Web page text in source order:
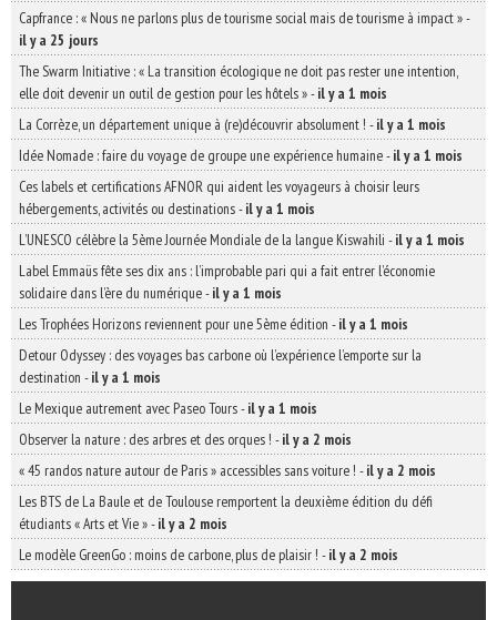
Capfrance : « Nous ne parlons plus de tourisme social mais de tourisme à impact »-
il y a 25 jours
The Swarm Initiative : « La transition écologique ne doit pas rester une intention,
elle doit devenir un outil de gestion pour les hôtels »-il y a 1 mois
La Corrèze, un département unique à (re)découvrir absolument ! -il y a 1 mois
Idée Nomade : faire du voyage de groupe une expérience humaine-il y a 1 mois
Ces labels et certifications AFNOR qui aident les voyageurs à choisir leurs
hébergements, activités ou destinations-il y a 1 mois
L’UNESCO célèbre la 5ème Journée Mondiale de la langue Kiswahili -il y a 1 mois
Label Emmaüs fête ses dix ans : l’improbable pari qui a fait entrer l’économie
solidaire dans l’ère du numérique-il y a 1 mois
Les Trophées Horizons reviennent pour une 5ème édition -il y a 1 mois
Detour Odyssey : des voyages bas carbone où l’expérience l’emporte sur la
destination -il y a 1 mois
Le Mexique autrement avec Paseo Tours-il y a 1 mois
Observer la nature : des arbres et des orques ! -il y a 2 mois
« 45 randos nature autour de Paris » accessibles sans voiture ! -il y a 2 mois
Les BTS de La Baule et de Toulouse remportent la deuxième édition du défi
étudiants « Arts et Vie »-il y a 2 mois
Le modèle GreenGo : moins de carbone, plus de plaisir ! -il y a 2 mois